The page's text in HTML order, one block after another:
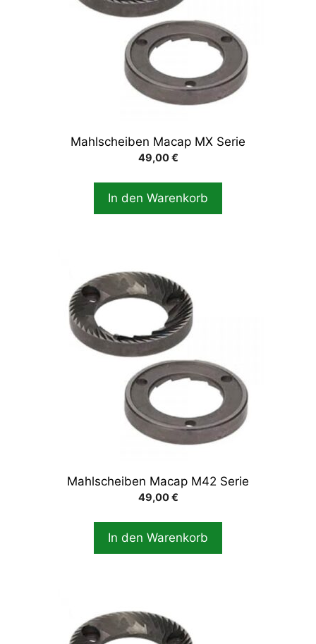
Mahlscheiben Macap MX Serie
49,00€
In den Warenkorb
Mahlscheiben Macap M42 Serie
49,00€
In den Warenkorb